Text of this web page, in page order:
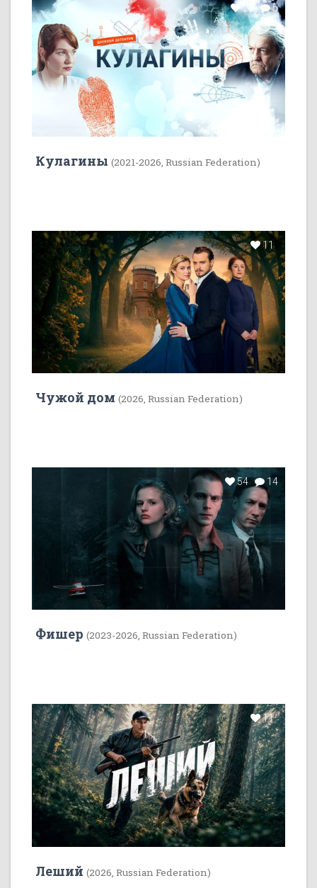
22 5
Кулагины (2021-2026, Russian Federation)
11
Чужой дом (2026, Russian Federation)
54 14
Фишер (2023-2026, Russian Federation)
11
Леший (2026, Russian Federation)